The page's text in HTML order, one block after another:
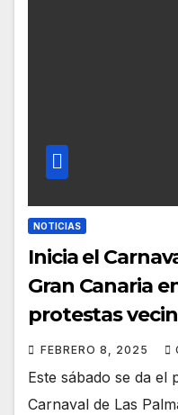
NOTICIAS
Inicia el
Gran Canaria
protestas
FEBRERO 8, 2025
Este sábado se da el
Carnaval de Las